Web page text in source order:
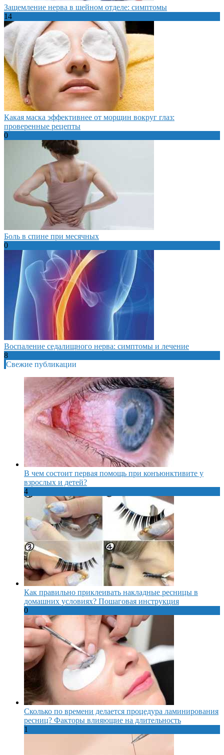
Защемление нерва в шейном отделе: симптомы
14
Какая маска эффективнее от морщин вокруг глаз:
проверенные рецепты
0
Боль в спине при месячных
0
Воспаление седалищного нерва: симптомы и лечение
8
Свежие публикации
В чем состоит первая помощь при конъюнктивите у
взрослых и детей?
4
Как правильно приклеивать накладные ресницы в
домашних условиях? Пошаговая инструкция
0
Сколько по времени делается процедура ламинирования
ресниц? Факторы влияющие на длительность
1